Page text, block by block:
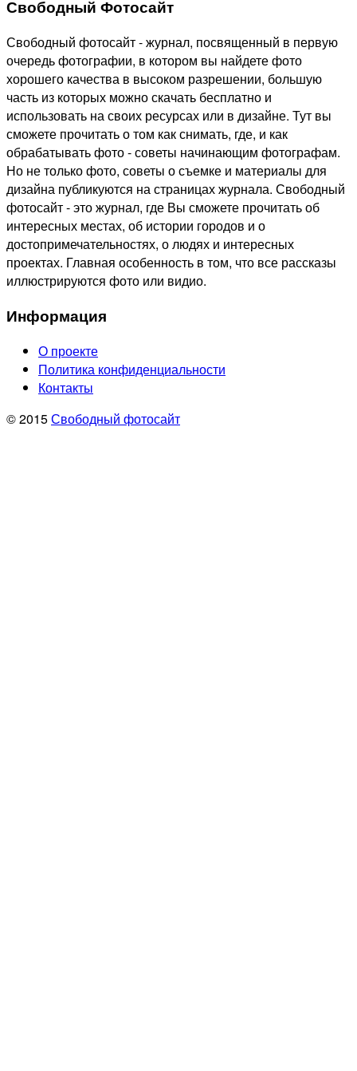
Свободный Фотосайт
Свободный фотосайт - журнал, посвященный в первую
очередь фотографии, в котором вы найдете фото
хорошего качества в высоком разрешении, большую
часть из которых можно скачать бесплатно и
использовать на своих ресурсах или в дизайне. Тут вы
сможете прочитать о том как снимать, где, и как
обрабатывать фото - советы начинающим фотографам.
Но не только фото, советы о съемке и материалы для
дизайна публикуются на страницах журнала. Свободный
фотосайт - это журнал, где Вы сможете прочитать об
интересных местах, об истории городов и о
достопримечательностях, о людях и интересных
проектах. Главная особенность в том, что все рассказы
иллюстрируются фото или видио.
Информация
О проекте
Политика конфиденциальности
Контакты
© 2015Свободный фотосайт